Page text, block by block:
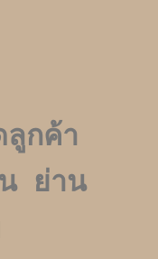
ลูกค้า
น ย่าน